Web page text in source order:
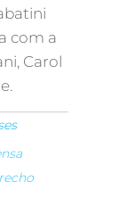
com a
Carol